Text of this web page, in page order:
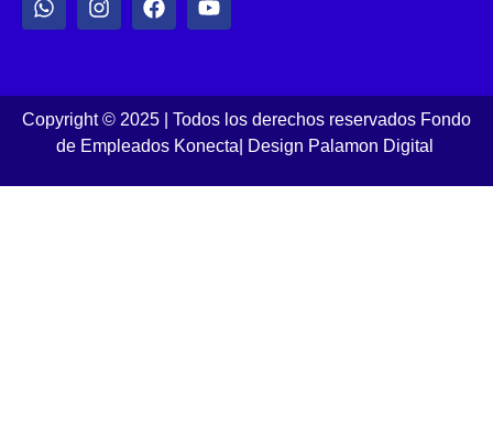
Copyright © 2025 | Todos los derechos reservados Fondo
de Empleados Konecta
Design Palamon Digital